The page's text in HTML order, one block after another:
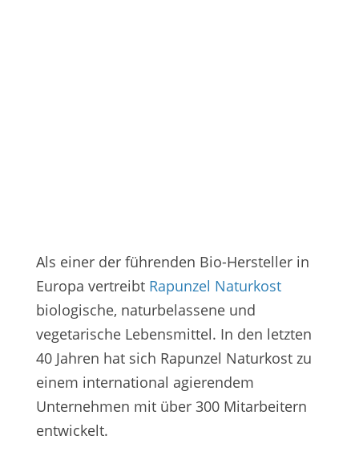
Als einer der führenden Bio-Hersteller in
Europa vertreibt Rapunzel Naturkost
biologische, naturbelassene und
vegetarische Lebensmittel. In den letzten
40 Jahren hat sich Rapunzel Naturkost zu
einem international agierendem
Unternehmen mit über 300 Mitarbeitern
entwickelt.